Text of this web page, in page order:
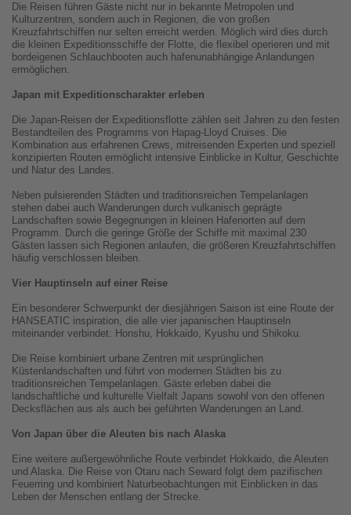
Die Reisen führen Gäste nicht nur in bekannte Metropolen und
Kulturzentren, sondern auch in Regionen, die von großen
Kreuzfahrtschiffen nur selten erreicht werden. Möglich wird dies durch
die kleinen Expeditionsschiffe der Flotte, die flexibel operieren und mit
bordeigenen Schlauchbooten auch hafenunabhängige Anlandungen
ermöglichen.
Japan mit Expeditionscharakter erleben
Die Japan-Reisen der Expeditionsflotte zählen seit Jahren zu den festen
Bestandteilen des Programms von Hapag-Lloyd Cruises. Die
Kombination aus erfahrenen Crews, mitreisenden Experten und speziell
konzipierten Routen ermöglicht intensive Einblicke in Kultur, Geschichte
und Natur des Landes.
Neben pulsierenden Städten und traditionsreichen Tempelanlagen
stehen dabei auch Wanderungen durch vulkanisch geprägte
Landschaften sowie Begegnungen in kleinen Hafenorten auf dem
Programm. Durch die geringe Größe der Schiffe mit maximal 230
Gästen lassen sich Regionen anlaufen, die größeren Kreuzfahrtschiffen
häufig verschlossen bleiben.
Vier Hauptinseln auf einer Reise
Ein besonderer Schwerpunkt der diesjährigen Saison ist eine Route der
HANSEATIC inspiration, die alle vier japanischen Hauptinseln
miteinander verbindet: Honshu, Hokkaido, Kyushu und Shikoku.
Die Reise kombiniert urbane Zentren mit ursprünglichen
Küstenlandschaften und führt von modernen Städten bis zu
traditionsreichen Tempelanlagen. Gäste erleben dabei die
landschaftliche und kulturelle Vielfalt Japans sowohl von den offenen
Decksflächen aus als auch bei geführten Wanderungen an Land.
Von Japan über die Aleuten bis nach Alaska
Eine weitere außergewöhnliche Route verbindet Hokkaido, die Aleuten
und Alaska. Die Reise von Otaru nach Seward folgt dem pazifischen
Feuerring und kombiniert Naturbeobachtungen mit Einblicken in das
Leben der Menschen entlang der Strecke.